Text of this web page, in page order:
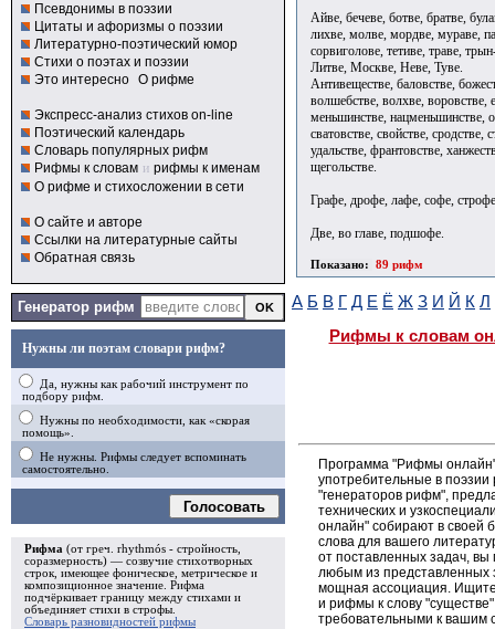
Псевдонимы в поэзии
Цитаты и афоризмы о поэзии
Литературно-поэтический юмор
Стихи о поэтах и поэзии
Это интересно О рифме
Экспресс-анализ стихов on-line
Поэтический календарь
Словарь популярных рифм
Рифмы к словам и рифмы к именам
О рифме и стихосложении в сети
О сайте и авторе
Ссылки на литературные сайты
Обратная связь
Генератор рифм
Нужны ли поэтам словари рифм?
Да, нужны как рабочий инструмент по
подбору рифм.
Нужны по необходимости, как «скорая
помощь».
Не нужны. Рифмы следует вспоминать
самостоятельно.
Голосовать
Рифма (от греч. rhythmós - стройность,
соразмерность) — созвучие стихотворных
строк, имеющее фоническое, метрическое и
композиционное значение. Рифма
подчёркивает границу между стихами и
объединяет стихи в строфы
Словарь разновидностей рифмы
Айве, бечеве, ботве, братве,
лихве, молве, мордве, мураве,
сорвиголове, тетиве, траве,
Литве, Москве, Неве, Туве.
Антивеществе, баловстве,
волшебстве, волхве, воровстве,
меньшинстве, нацменьшинстве,
сватовстве, свойстве, сродстве,
удальстве, франтовстве,
щегольстве.
Графе, дрофе, лафе, софе,
Две, во главе, подшофе.
Показано: 89 рифм
А Б В Г Д Е Ё Ж З И Й К Л
Рифмы к словам
Программа "Рифмы
употребительные в
"генераторов рифм",
технических и
онлайн" собирают в своей
слова для вашего
от поставленных задач,
любым из
мощная ассоциация. Ищите
и рифмы к слову
требовательными к вашим